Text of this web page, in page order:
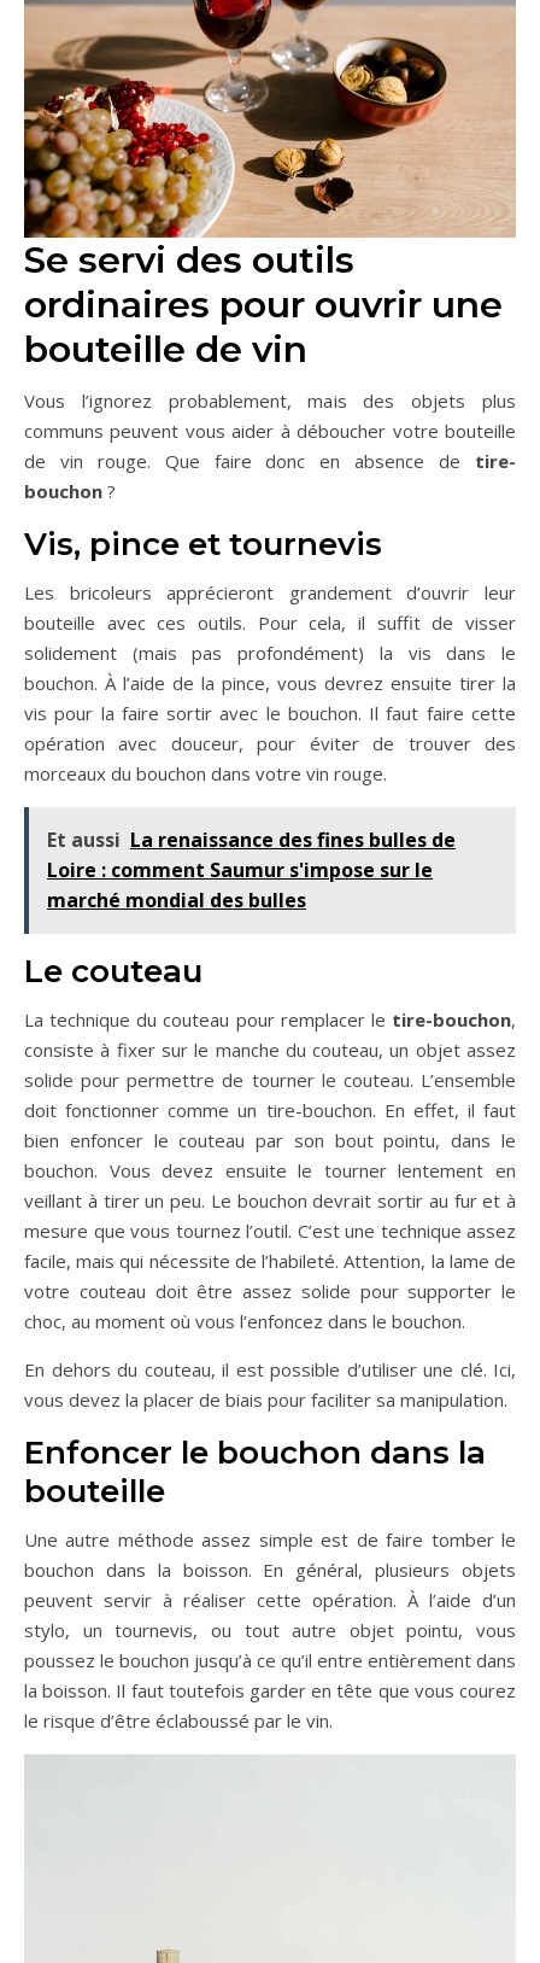
Se servi des outils
ordinaires pour ouvrir une
bouteille de vin
Vous l’ignorez probablement, mais des objets plus
communs peuvent vous aider à déboucher votre bouteille
de vin rouge. Que faire donc en absence de tire-
bouchon ?
Vis, pince et tournevis
Les bricoleurs apprécieront grandement d’ouvrir leur
bouteille avec ces outils. Pour cela, il suffit de visser
solidement (mais pas profondément) la vis dans le
bouchon. À l’aide de la pince, vous devrez ensuite tirer la
vis pour la faire sortir avec le bouchon. Il faut faire cette
opération avec douceur, pour éviter de trouver des
morceaux du bouchon dans votre vin rouge.
Et aussi La renaissance des fines bulles de
Loire : comment Saumur s'impose sur le
marché mondial des bulles
Le couteau
La technique du couteau pour remplacer le tire-bouchon,
consiste à fixer sur le manche du couteau, un objet assez
solide pour permettre de tourner le couteau. L’ensemble
doit fonctionner comme un tire-bouchon. En effet, il faut
bien enfoncer le couteau par son bout pointu, dans le
bouchon. Vous devez ensuite le tourner lentement en
veillant à tirer un peu. Le bouchon devrait sortir au fur et à
mesure que vous tournez l’outil. C’est une technique assez
facile, mais qui nécessite de l’habileté. Attention, la lame de
votre couteau doit être assez solide pour supporter le
choc, au moment où vous l’enfoncez dans le bouchon.
En dehors du couteau, il est possible d’utiliser une clé. Ici,
vous devez la placer de biais pour faciliter sa manipulation.
Enfoncer le bouchon dans la
bouteille
Une autre méthode assez simple est de faire tomber le
bouchon dans la boisson. En général, plusieurs objets
peuvent servir à réaliser cette opération. À l’aide d’un
stylo, un tournevis, ou tout autre objet pointu, vous
poussez le bouchon jusqu’à ce qu’il entre entièrement dans
la boisson. Il faut toutefois garder en tête que vous courez
le risque d’être éclaboussé par le vin.